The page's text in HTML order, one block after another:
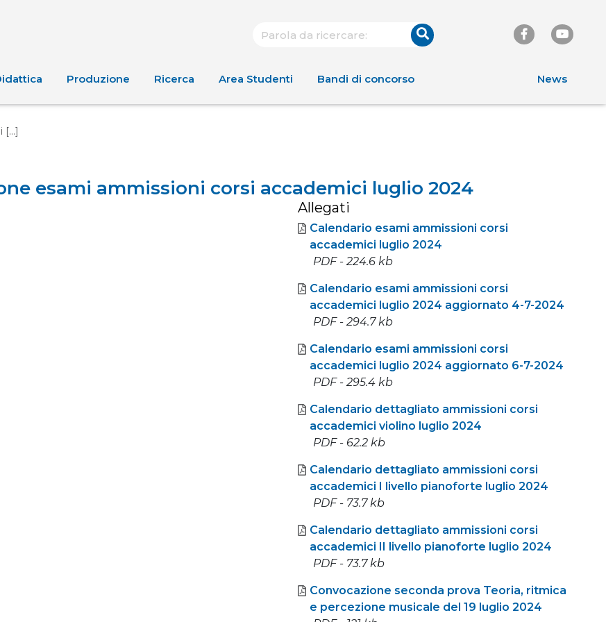
Produzione Ricerca Area Studenti Bandi di concorso News
[...]
esami ammissioni corsi accademici luglio 2024
Allegati
Calendario esami ammissioni corsi
accademici luglio 2024
PDF - 224.6 kb
Calendario esami ammissioni corsi
accademici luglio 2024 aggiornato 4-7-2024
PDF - 294.7 kb
Calendario esami ammissioni corsi
accademici luglio 2024 aggiornato 6-7-2024
PDF - 295.4 kb
Calendario dettagliato ammissioni corsi
accademici violino luglio 2024
PDF - 62.2 kb
Calendario dettagliato ammissioni corsi
accademici I livello pianoforte luglio 2024
PDF - 73.7 kb
Calendario dettagliato ammissioni corsi
accademici II livello pianoforte luglio 2024
PDF - 73.7 kb
Convocazione seconda prova Teoria, ritmica
e percezione musicale del 19 luglio 2024